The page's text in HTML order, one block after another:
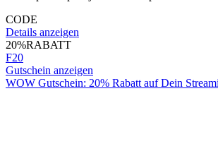
CODE
Details anzeigen
20%RABATT
F20
Gutschein anzeigen
WOW Gutschein: 20% Rabatt auf Dein